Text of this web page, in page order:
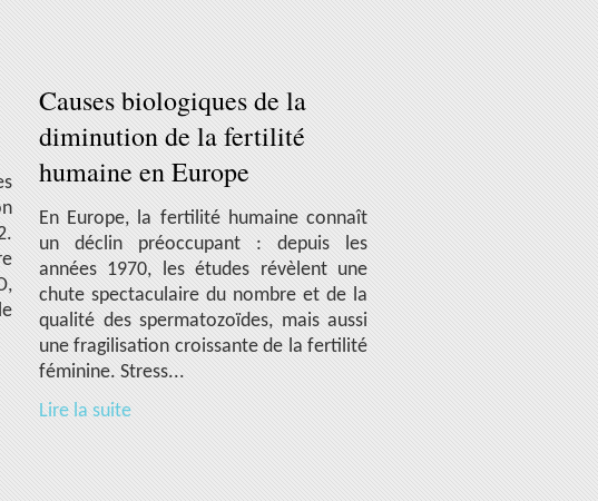
Causes biologiques de la
diminution de la fertilité
humaine en Europe
En Europe, la fertilité humaine connaît
un déclin préoccupant : depuis les
années 1970, les études révèlent une
chute spectaculaire du nombre et de la
qualité des spermatozoïdes, mais aussi
une fragilisation croissante de la fertilité
féminine. Stress...
Lire la suite